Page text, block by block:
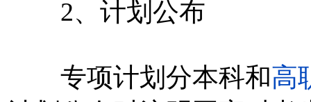
2、计划公布
专项计划分本科和高